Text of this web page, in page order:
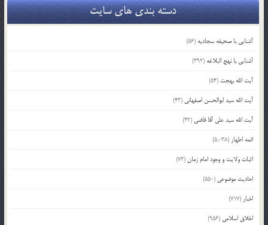
دسته بندی های سایت
آشنایی با صحیفه سجادیه (56)
آشنایی با نهج البلاغه (392)
آیت الله بهجت (54)
آیت الله سید ابوالحسن اصفهانی (43)
آیت الله سید علی آقا قاضی (42)
ائمه اطهار (5,038)
اثبات ولایت و وجود امام زمان(73)
احادیث موضوعی (550)
اخبار (717)
اخلاق اسلامی (956)